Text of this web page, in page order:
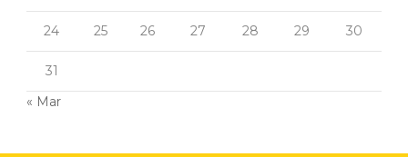
24 25 26 27 28 29 30
31
« Mar